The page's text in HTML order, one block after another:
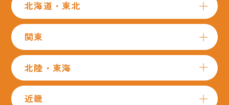
北海道・東北
関東
北陸・東海
近畿